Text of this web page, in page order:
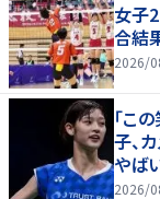
女子
合結
2026/
「こ
子、
やば
2026/